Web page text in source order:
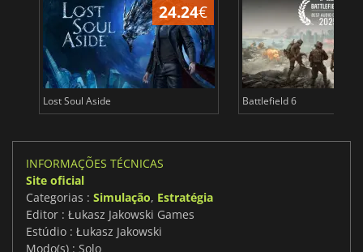
24.24€
Lost Soul Aside Battlefield 6
INFORMAÇÕES TÉCNICAS
Site oficial
Categorias : Simulação, Estratégia
Editor : Łukasz Jakowski Games
Estúdio : Łukasz Jakowski
Modo(s) : Solo